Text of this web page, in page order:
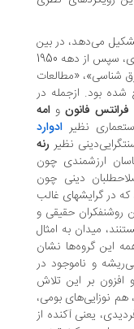
در بین
دو جنگ جهانی در چارچوب مبارزات ضداستعماری، سپس از دهه 1950
«مطالعات
ازجمله در
فانون وامه
نظیر ادوارد
نظیررنه
چون
دینی چون
غالب
حقیقی و
به امثال
گروه‏‌ها نشان
و نا‏موجود در
بر این تلاش
بومی،
یعنی آکنده از